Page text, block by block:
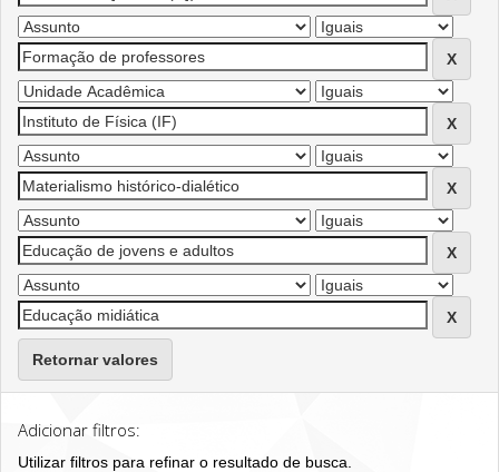
Retornar valores
Adicionar filtros:
Utilizar filtros para refinar o resultado de busca.